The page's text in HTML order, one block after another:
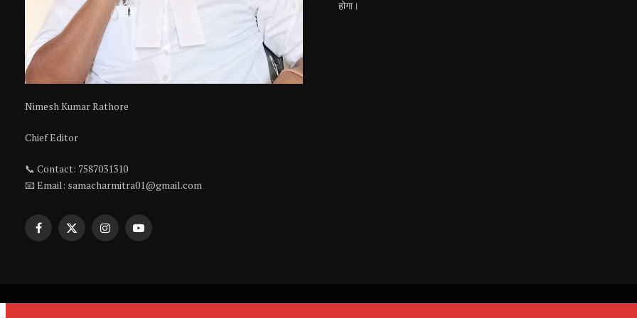
Nimesh Kumar Rathore
Chief Editor
📞 Contact: 7587031310
📧 Email: samacharmitra01@gmail.com
Facebook
X
InstagramYouTube
होगा।
© 2026 ThemeSphere. Designed byThemeSphere.